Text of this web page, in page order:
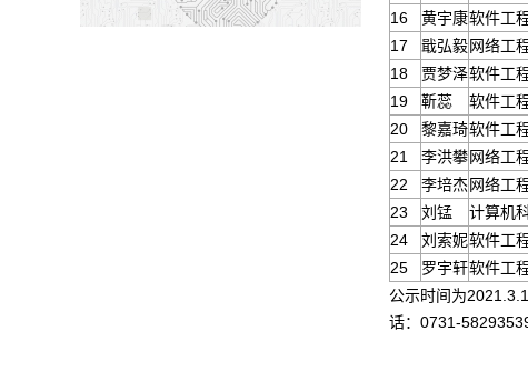
16
黄宇康软件工
17
戢弘毅网络工
18
贾梦泽软件工
19
靳蕊 软件工
20
黎嘉琦软件工
21
李洪攀网络工
22
李培杰网络工
23
刘锰 计算机
24
刘索妮软件工
25
罗宇轩软件工
公示时间为
话：0731-58293539
计算